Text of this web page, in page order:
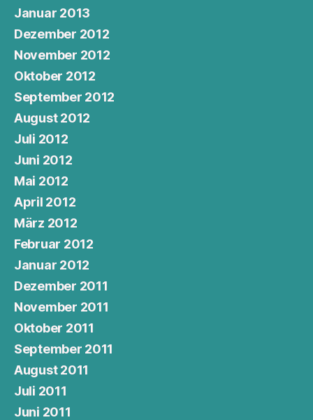
Januar 2013
Dezember 2012
November 2012
Oktober 2012
September 2012
August 2012
Juli 2012
Juni 2012
Mai 2012
April 2012
März 2012
Februar 2012
Januar 2012
Dezember 2011
November 2011
Oktober 2011
September 2011
August 2011
Juli 2011
Juni 2011